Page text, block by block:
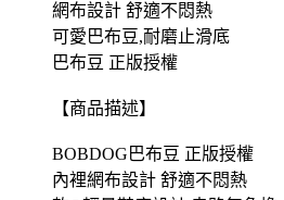
網布設計 舒適不悶熱
可愛巴布豆,耐磨止滑底
巴布豆 正版授權
【商品描述】
BOBDOG巴布豆 正版授權
內裡網布設計 舒適不悶熱